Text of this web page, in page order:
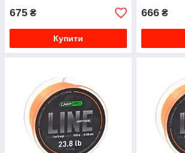
675 ₴
Купити
666 ₴